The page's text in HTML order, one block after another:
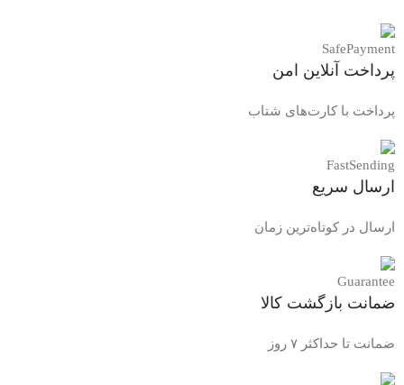
پرداخت آنلاین امن
پرداخت با کارت‌های شتاب
ارسال سریع
ارسال در کوتاه‌ترین زمان
ضمانت بازگشت کالا
ضمانت تا حداکثر ۷ روز